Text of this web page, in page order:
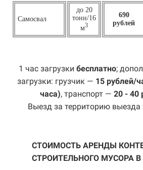
Самосвал
до 20
тонн/16
м3
690
рублей
1 час загрузки бесплатно;
загрузки: грузчик — 15 рублей/
часа), транспорт — 20 - 40
Выезд за территорию выезда
СТОИМОСТЬ АРЕНДЫ
СТРОИТЕЛЬНОГО МУСОРА